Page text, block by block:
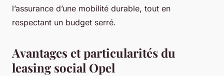
l’assurance d’une mobilité durable, tout en
respectant un budget serré.
Avantages et particularités du
leasing social Opel